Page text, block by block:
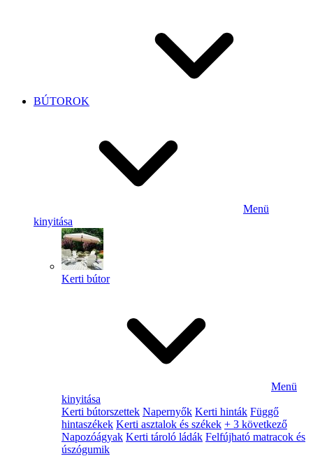
BÚTOROK
Menü
kinyitása
Kerti bútor
Menü
kinyitása
Kerti bútorszettek Napernyők Kerti hinták Függő
hintaszékek Kerti asztalok és székek + 3 következő
Napozóágyak Kerti tároló ládák Felfújható matracok és
úszógumik